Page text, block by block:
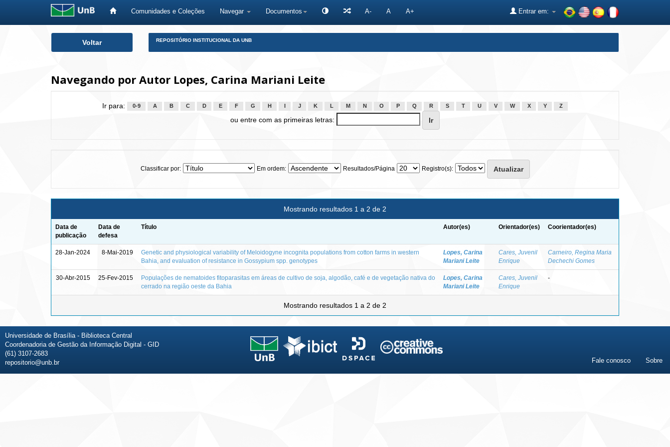
Comunidades e Coleções Navegar Documentos A- A A+ Entrar em:
Voltar REPOSITÓRIO INSTITUCIONAL DA UNB
Navegando por Autor Lopes, Carina Mariani Leite
Ir para: 0-9 A B C D E F G H J K L M N O P Q R S T U V W X Y Z
ou entre com as primeiras letras:
Classificar por: Em ordem: Resultados/Página Registro(s):
Mostrando resultados 1 a 2 de 2
Data de
publicação
Data de
defesa
Título Autor(es) Orientador(es) Coorientador(es)
28-Jan-2024 8-Mai-2019
Genetic and physiological variability of Meloidogyne incognita populations from cotton farms in western
Bahia, and evaluation of resistance in Gossypium spp. genotypes
Lopes, Carina
Mariani Leite
Cares, Juvenil
Enrique
Carneiro, Regina Maria
Dechechi Gomes
30-Abr-2015 25-Fev-2015
Populações de nematoides fitoparasitas em áreas de cultivo de soja, algodão, café e de vegetação nativa do
cerrado na região oeste da Bahia
Lopes, Carina
Mariani Leite
Cares, Juvenil
Enrique
-
Mostrando resultados 1 a 2 de 2
Universidade de Brasília - Biblioteca Central
Coordenadoria de Gestão da Informação Digital - GID
(61) 3107-2683
repositorio@unb.br
Fale conosco Sobre